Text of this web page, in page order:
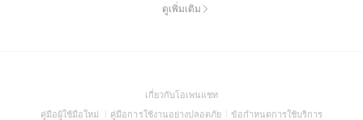
ดูเพิ่มเติม
เกี่ยวกับโอเพนแชท(Open
in
คู่มือผู้ใช้มือใหม่ (Open
คู่มือการใช้งานอย่างปลอดภัย(Open
ข้อกำหนดการใช้บริการ(Open